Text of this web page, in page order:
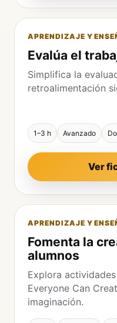
APRENDIZAJE Y
Evalúa el
Simplifica la
retroalimentación
1–3 h Avanzado
Ver
APRENDIZAJE Y
Fomenta la
alumnos
Explora
Everyone Can
imaginación.